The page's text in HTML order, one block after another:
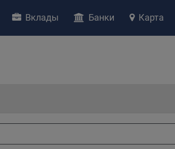
ответственностью «Майфин» (далее –
защите персональных данных при их обработке и
соблюдению прав субъектов персональных данных.
персональных данных, которые
Вклады Банки Карта